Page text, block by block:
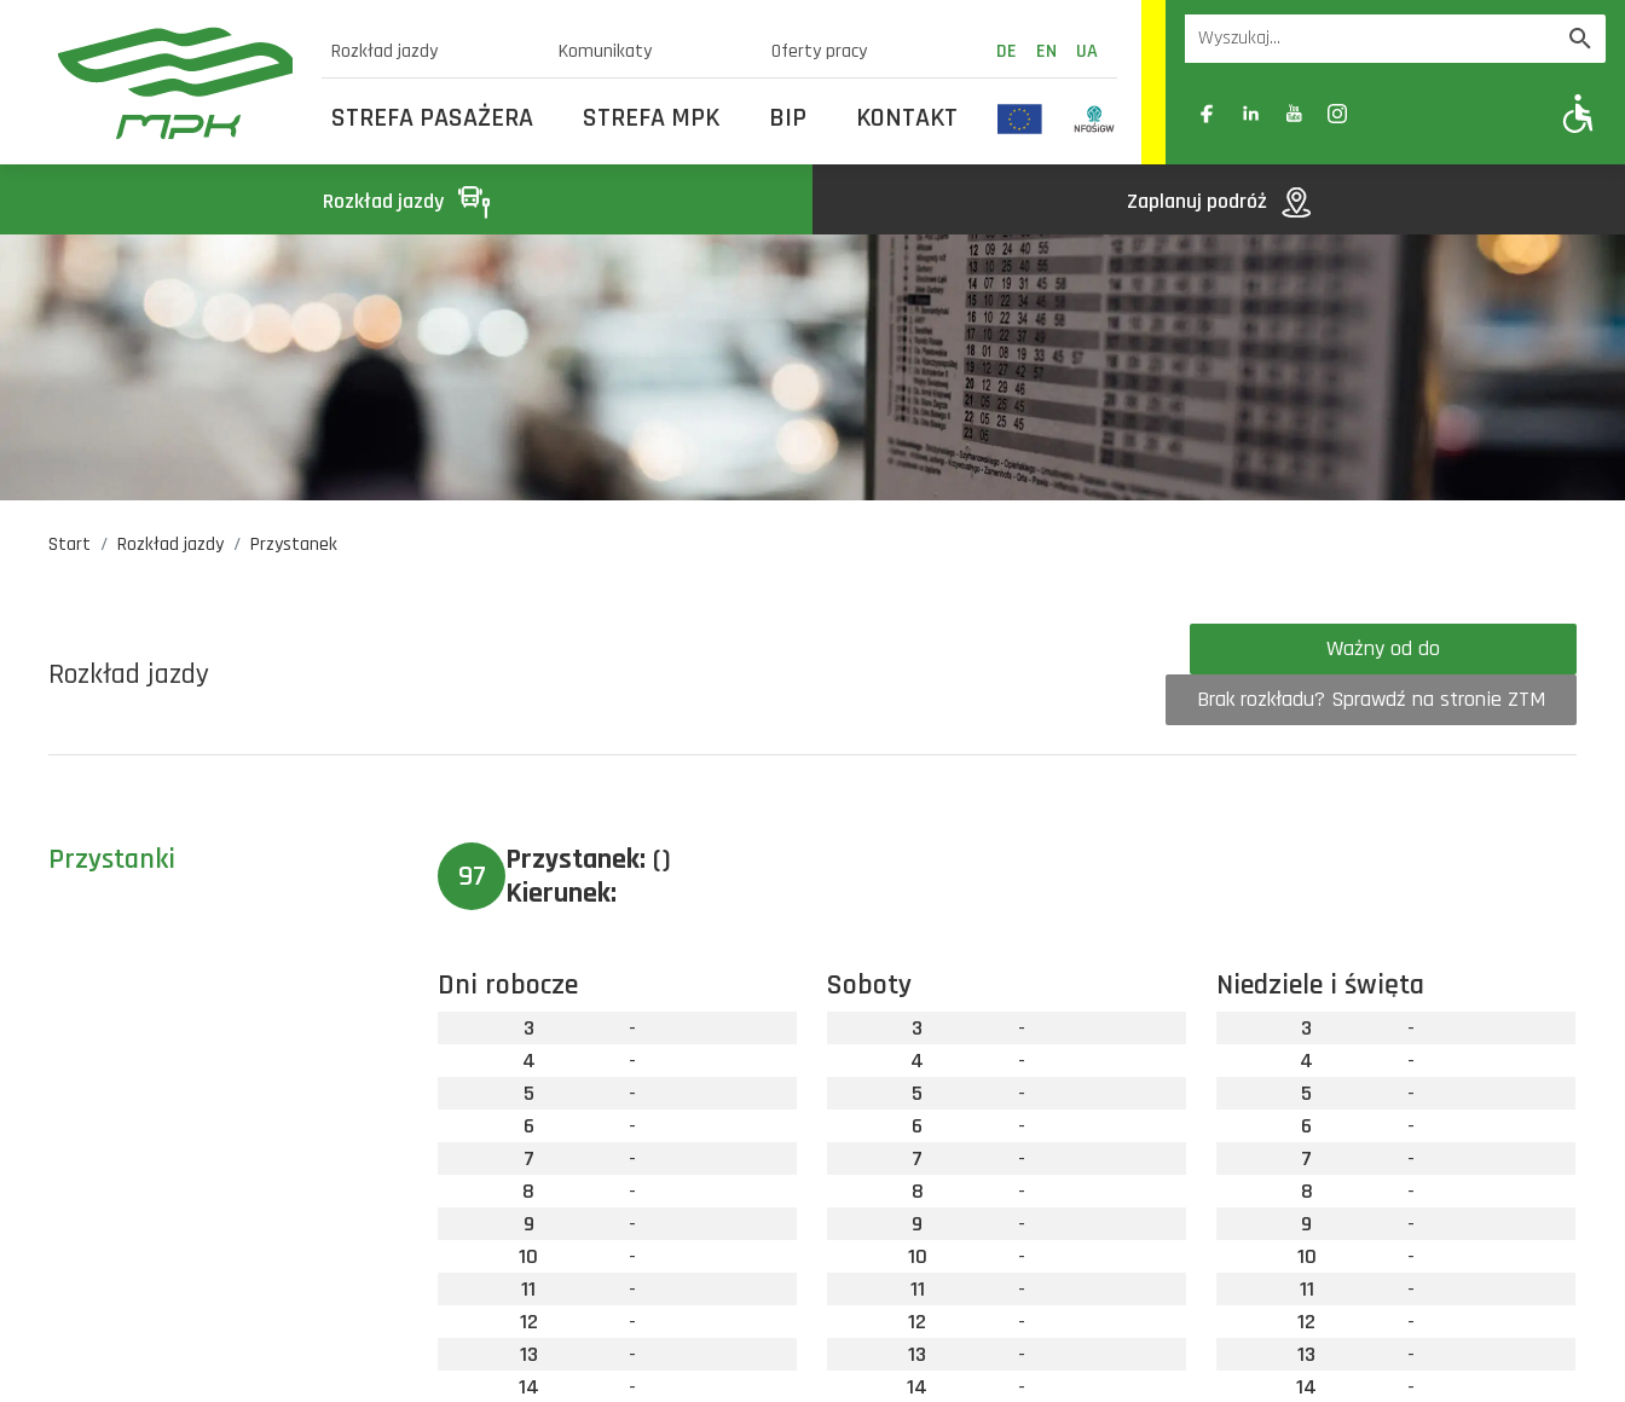
Rozkład jazdy Komunikaty Oferty pracy DE EN UA
STREFA PASAŻERA STREFA MPK BIP KONTAKT A- A A+
Rozkład jazdy Zaplanuj podróż
Start Rozkład jazdy Przystanek
Rozkład jazdy
Ważny od do
Brak rozkładu? Sprawdź na stronie ZTM
Przystanki 97 Przystanek: ()
Kierunek:
Dni robocze
3
-
4
-
5
-
6
-
7
-
8
-
9
-
10
-
11
-
12
-
13
-
14
-
Soboty
3
-
4
-
5
-
6
-
7
-
8
-
9
-
10
-
11
-
12
-
13
-
14
-
Niedziele i święta
3
-
4
-
5
-
6
-
7
-
8
-
9
-
10
-
11
-
12
-
13
-
14
-